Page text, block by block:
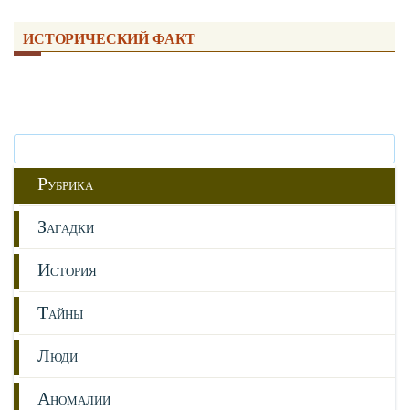
ИСТОРИЧЕСКИЙ ФАКТ
РУБРИКА
ЗАГАДКИ
ИСТОРИЯ
ТАЙНЫ
ЛЮДИ
АНОМАЛИИ